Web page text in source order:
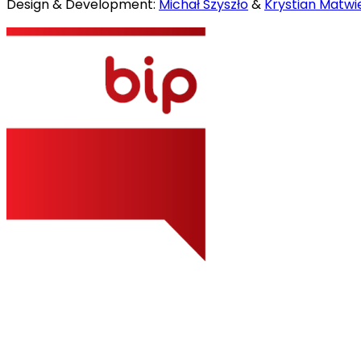
Design & Development: Michał Szyszło& Krystian